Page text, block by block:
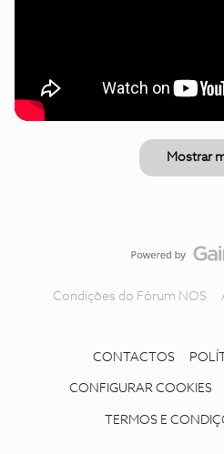
Mostrar
Condições do Fórum NOS
CONTACTOS
CONFIGURAR COOKIES
TERMOS E